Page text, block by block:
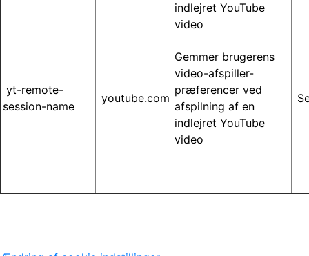
indlejret YouTube
video
yt-remote-
session-name
youtube.com
Gemmer brugerens
video-afspiller-
præferencer ved
afspilning af en
indlejret YouTube
video